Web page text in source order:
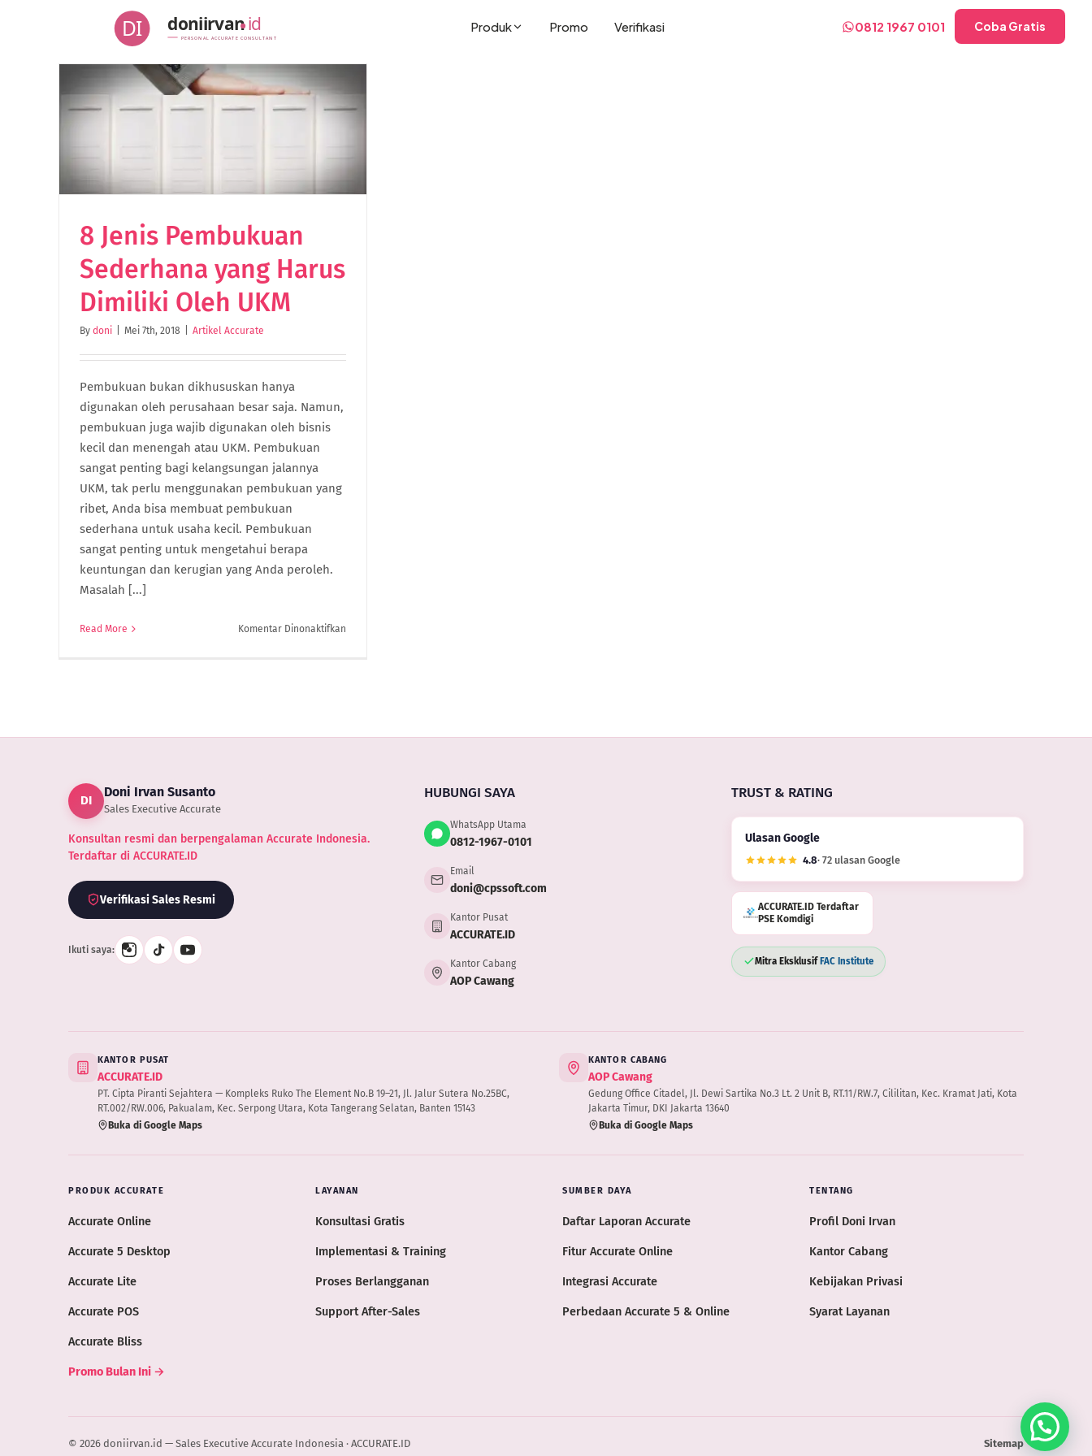
DI doniirvanid
PERSONAL ACCURATE CONSULTANT
Produk Promo Verifikasi 0812 1967 0101 Coba Gratis
8 Jenis Pembukuan
Sederhana yang Harus
Dimiliki Oleh UKM
By doni Mei 7th, 2018 Artikel Accurate
Pembukuan bukan dikhususkan hanya
digunakan oleh perusahaan besar saja. Namun,
pembukuan juga wajib digunakan oleh bisnis
kecil dan menengah atau UKM. Pembukuan
sangat penting bagi kelangsungan jalannya
UKM, tak perlu menggunakan pembukuan yang
ribet, Anda bisa membuat pembukuan
sederhana untuk usaha kecil. Pembukuan
sangat penting untuk mengetahui berapa
keuntungan dan kerugian yang Anda peroleh.
Masalah [...]
Read More Komentar Dinonaktifkanpada
DI
Doni Irvan Susanto
Sales Executive Accurate
Konsultan resmi dan berpengalaman Accurate Indonesia.
Terdaftar di ACCURATE.ID
Verifikasi Sales Resmi
Ikuti saya:
HUBUNGI SAYA
WhatsApp Utama
0812-1967-0101
Email
doni@cpssoft.com
Kantor Pusat
ACCURATE.ID
Kantor Cabang
AOP Cawang
TRUST & RATING
Ulasan Google
4.8· 72 ulasan Google
ACCURATE.ID Terdaftar
PSE Komdigi
Mitra EksklusifFAC Institute
KANTOR PUSAT
ACCURATE.ID
PT. Cipta Piranti Sejahtera — Kompleks Ruko The Element No.B 19–21, Jl. Jalur Sutera No.25BC,
RT.002/RW.006, Pakualam, Kec. Serpong Utara, Kota Tangerang Selatan, Banten 15143
Buka di Google Maps
KANTOR CABANG
AOP Cawang
Gedung Office Citadel, Jl. Dewi Sartika No.3 Lt. 2 Unit B, RT.11/RW.7, Cililitan, Kec. Kramat Jati, Kota
Jakarta Timur, DKI Jakarta 13640
Buka di Google Maps
PRODUK ACCURATE
Accurate Online
Accurate 5 Desktop
Accurate Lite
Accurate POS
Accurate Bliss
Promo Bulan Ini →
LAYANAN
Konsultasi Gratis
Implementasi & Training
Proses Berlangganan
Support After-Sales
SUMBER DAYA
Daftar Laporan Accurate
Fitur Accurate Online
Integrasi Accurate
Perbedaan Accurate 5 & Online
TENTANG
Profil Doni Irvan
Kantor Cabang
Kebijakan Privasi
Syarat Layanan
© 2026 doniirvan.id — Sales Executive Accurate Indonesia · ACCURATE.ID Sitemap